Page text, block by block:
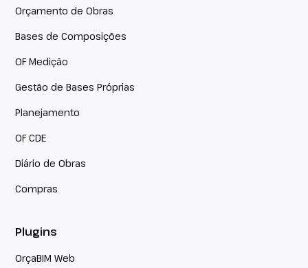
Orçamento de Obras
Bases de Composições
OF Medição
Gestão de Bases Próprias
Planejamento
OF CDE
Diário de Obras
Compras
Plugins
OrçaBIM Web